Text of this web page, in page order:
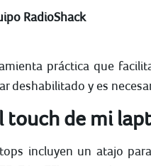
RadioShack
práctica que
deshabilitado y es
touch de mi
incluyen un atajo